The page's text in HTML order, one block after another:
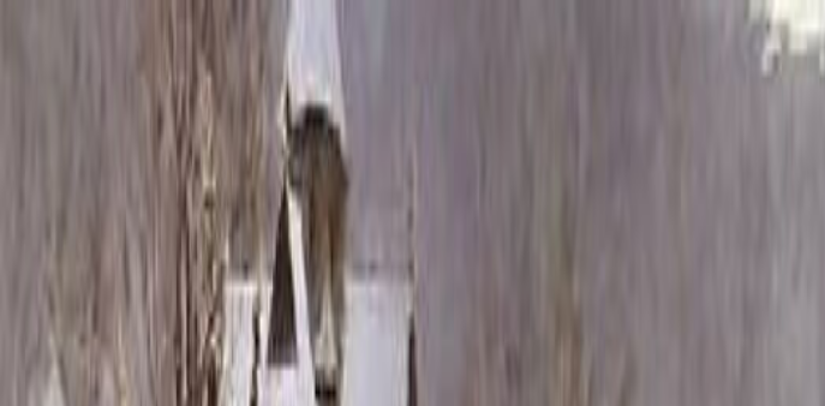
Блог Гарантия
Услуги